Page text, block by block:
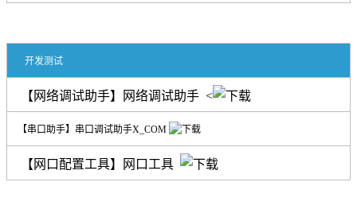
开发测试
【网络调试助手】网络调试助手 <
【串口助手】串口调试助手X_COM
【网口配置工具】网口工具